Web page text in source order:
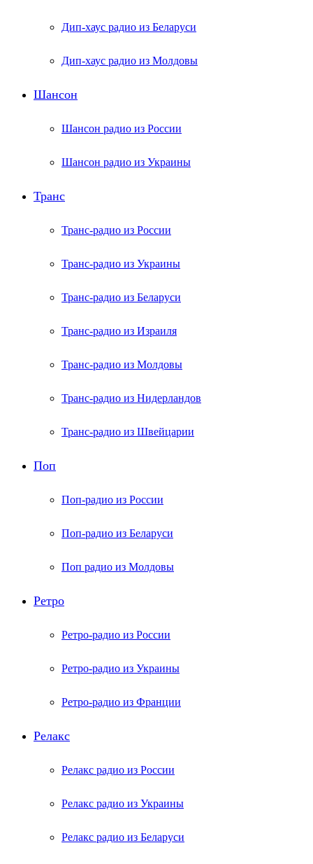
Дип-хаус радио из Беларуси
Дип-хаус радио из Молдовы
Шансон
Шансон радио из России
Шансон радио из Украины
Транс
Транс-радио из России
Транс-радио из Украины
Транс-радио из Беларуси
Транс-радио из Израиля
Транс-радио из Молдовы
Транс-радио из Нидерландов
Транс-радио из Швейцарии
Поп
Поп-радио из России
Поп-радио из Беларуси
Поп радио из Молдовы
Ретро
Ретро-радио из России
Ретро-радио из Украины
Ретро-радио из Франции
Релакс
Релакс радио из России
Релакс радио из Украины
Релакс радио из Беларуси